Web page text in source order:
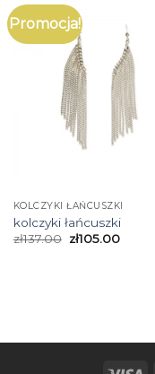
Promocja!
KOLCZYKI ŁAŃCUSZKI
kolczyki łańcuszki
zł137.00 zł105.00